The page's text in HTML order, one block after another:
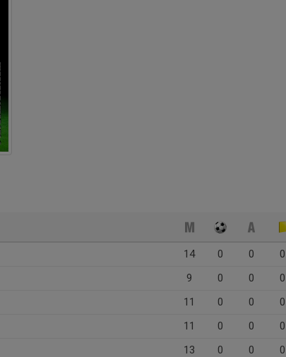
14 0 0 0
9 0 0 0
11 0 0 0
11 0 0 0
13 0 0 0